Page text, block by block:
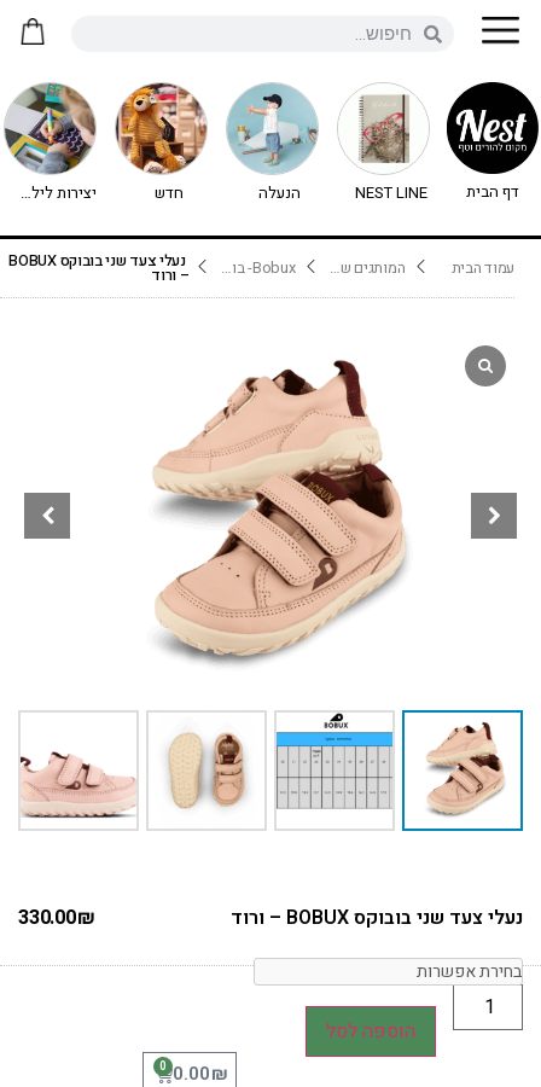
דף הבית NEST LINE הנעלה חדש יצירות לילדים - יצירה לילדים
עמוד הבית המותגים שלנו Bobux- בובוקס נעלי צעד שני בובוקס BOBUX
– ורוד
נעלי צעד שני בובוקס BOBUX – ורוד 330.00₪
הוספה לסל
0.00₪
0